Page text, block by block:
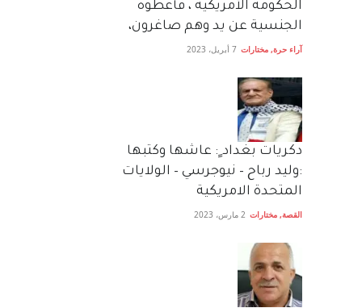
الحكومة الأمريكية ، فأعطوه
الجنسية عن يد وهم صاغرون،
آراء حرة, مختارات 7 أبريل، 2023
دكريات بغداد ٍ: عاشها وكتبها
:وليد رباح – نيوجرسي – الولايات
المتحدة الامريكية
القصة, مختارات 2 مارس، 2023